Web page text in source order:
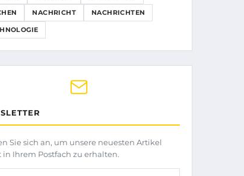
NACHRICHT NACHRICHTEN
Sie sich an, um unsere neuesten Artikel
in Ihrem Postfach zu erhalten.